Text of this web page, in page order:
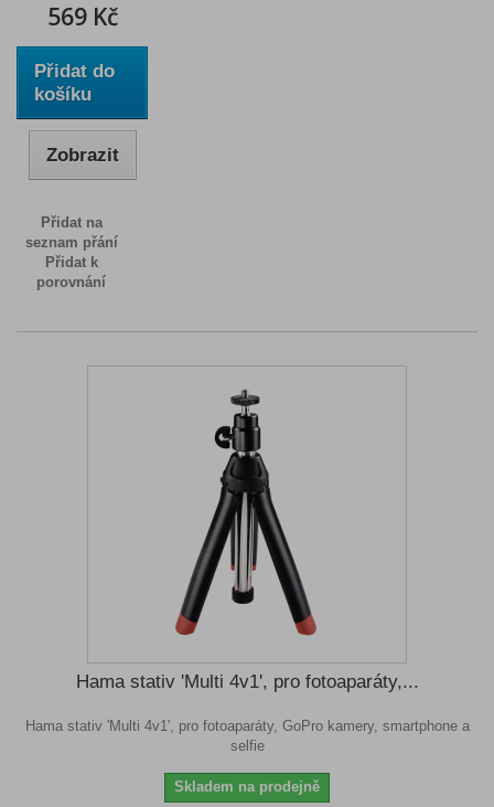
569 Kč
Přidat do
košíku
Zobrazit
Přidat na
seznam přání
Přidat k
porovnání
Hama stativ 'Multi 4v1', pro fotoaparáty,...
Hama stativ 'Multi 4v1', pro fotoaparáty, GoPro kamery, smartphone a
selfie
Skladem na prodejně